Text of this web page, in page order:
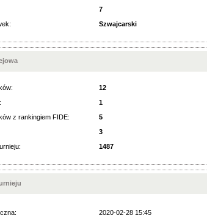
7
Szwajcarski
12
1
z rankingiem FIDE:
5
3
1487
2020-02-28 15:45